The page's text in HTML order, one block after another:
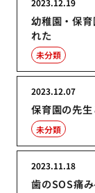
幼稚園・保
れた
未分類
保育園の先
2023.12.07
未分類
歯のSOS痛
2023.11.18